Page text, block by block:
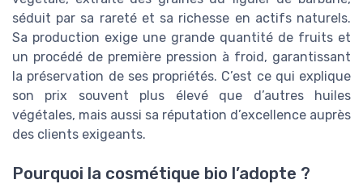
séduit par sa rareté et sa richesse en actifs naturels.
Sa production exige une grande quantité de fruits et
un procédé de première pression à froid, garantissant
la préservation de ses propriétés. C’est ce qui explique
son prix souvent plus élevé que d’autres huiles
végétales, mais aussi sa réputation d’excellence auprès
des clients exigeants.
Pourquoi la cosmétique bio l’adopte ?